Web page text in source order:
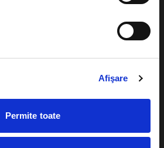
Afişare
Permite toate
Cum comand bilete?
Plata online sau cash
eBilet printat acasa